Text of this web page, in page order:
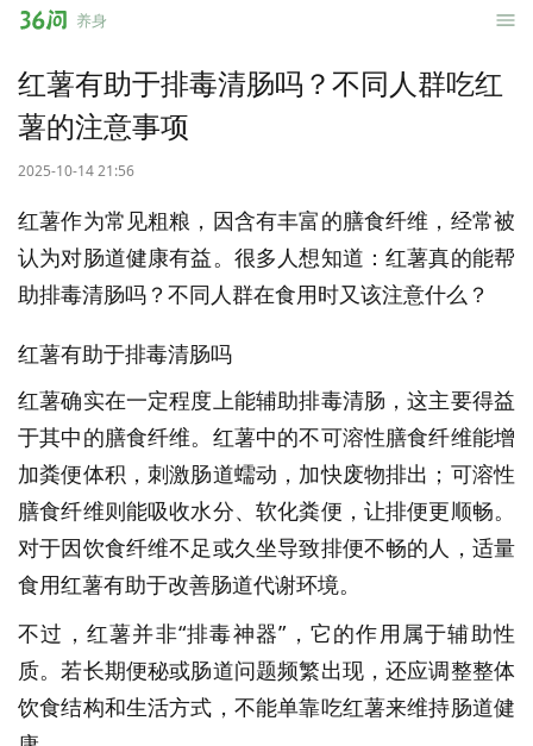
36
养身
红薯有助于排毒清肠吗？不同人群吃红
薯的注意事项
2025-10-14 21:56
红薯作为常见粗粮，因含有丰富的膳食纤维，经常被
认为对肠道健康有益。很多人想知道：红薯真的能帮
助排毒清肠吗？不同人群在食用时又该注意什么？
红薯有助于排毒清肠吗
红薯确实在一定程度上能辅助排毒清肠，这主要得益
于其中的膳食纤维。红薯中的不可溶性膳食纤维能增
加粪便体积，刺激肠道蠕动，加快废物排出；可溶性
膳食纤维则能吸收水分、软化粪便，让排便更顺畅。
对于因饮食纤维不足或久坐导致排便不畅的人，适量
食用红薯有助于改善肠道代谢环境。
不过，红薯并非“排毒神器”，它的作用属于辅助性
质。若长期便秘或肠道问题频繁出现，还应调整整体
饮食结构和生活方式，不能单靠吃红薯来维持肠道健